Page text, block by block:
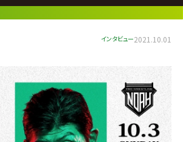
インタビュー2021.10.01